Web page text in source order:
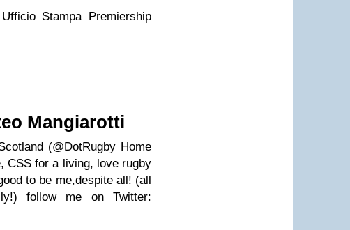
Stampa Premiership
Mangiarotti
(@DotRugby Home
CSS for a living, love rugby
to be me,despite all! (all
follow me on Twitter: